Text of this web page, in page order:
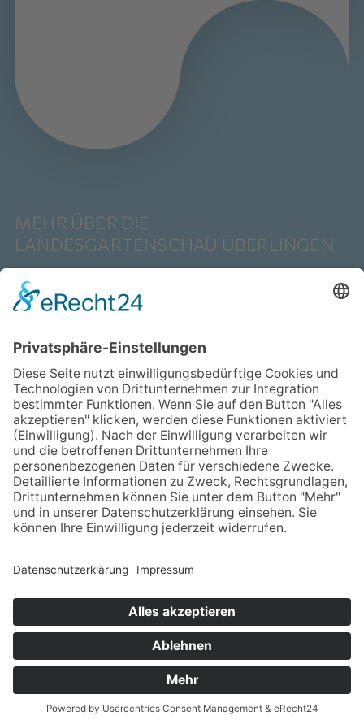
MEHR ÜBER DIE
LANDESGARTENSCHAU ÜBERLINGEN
erfrischend – grenzenlos – gartenreich
Überlingen feiert 2021 ein sommerlanges
Ausstellungsbereichen auf einer Fläche von rund elf
Hektar in der Innenstadt und direkt am Wasser
inspirieren. Und genießen Sie die erste
Landesgartenschau am Bodensee mit einem
unvergleichlichen Panorama.
WWW.UEBERLINGEN-2020.DE
© 2023 VERBAND GARTEN-, LANDSCHAFTS- UND
NEWSLETTER KONTAKT
IMPRESSUM
DATENSCHUTZ
COOKIE-EINSTELLUNGEN